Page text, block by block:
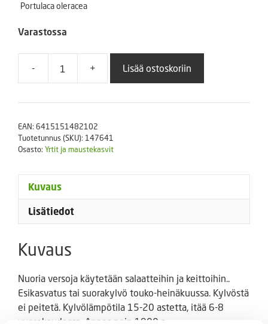
Portulaca oleracea
Varastossa
-
Vihannesportulakka
määrä
+ Lisää ostoskoriin
EAN: 6415151482102
Tuotetunnus (SKU): 147641
Osasto: Yrtit ja maustekasvit
Kuvaus
Lisätiedot
Kuvaus
Nuoria versoja käytetään salaatteihin ja keittoihin..
Esikasvatus tai suorakylvö touko-heinäkuussa. Kylvöstä
ei peitetä. Kylvölämpötila 15-20 astetta, itää 6-8
vuorokaudessa. Annos noin 1900 s.